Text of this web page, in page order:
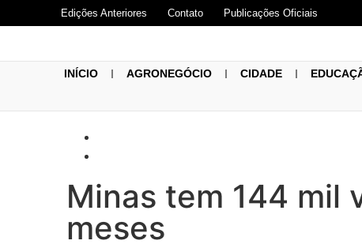
Edições Anteriores Contato Publicações Oficiais
INÍCIO AGRONEGÓCIO CIDADE
Minas tem 144 mil
meses